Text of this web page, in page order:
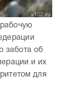
забота об
и их
для